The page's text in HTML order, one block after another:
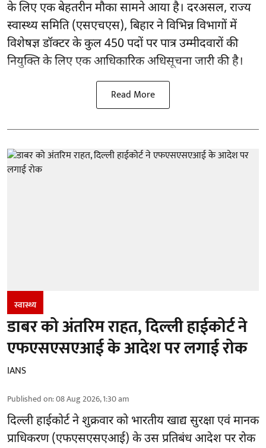
के लिए एक बेहतरीन मौका सामने आया है। दरअसल, राज्य
स्वास्थ्य समिति (एसएचएस), बिहार ने विभिन्न विभागों में
विशेषज्ञ डॉक्टर के कुल 450 पदों पर पात्र उम्मीदवारों की
नियुक्ति के लिए एक आधिकारिक अधिसूचना जारी की है।
Read More
स्वास्थ्य
डाबर को अंतरिम राहत, दिल्ली हाईकोर्ट ने
एफएसएसएआई के आदेश पर लगाई रोक
IANS
Published on:08 Aug 2026, 1:30 am
दिल्ली हाईकोर्ट ने शुक्रवार को भारतीय खाद्य सुरक्षा एवं मानक
प्राधिकरण(एफएसएसएआई) के उस प्रतिबंध आदेश पर रोक